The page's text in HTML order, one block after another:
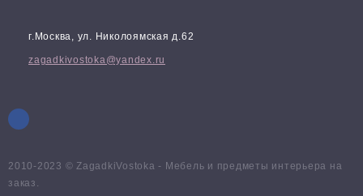
г.Москва, ул. Николоямская д.62
zagadkivostoka@yandex.ru
2010-2023 © ZagadkiVostoka - Мебель и предметы интерьера на
заказ.